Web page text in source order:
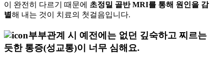
이 완전히 다르기 때문에 초정밀 골반 MRI를 통해 원인을 감
별해 내는 것이 치료의 첫걸음입니다.
부부관계 시 예전에는 없던 깊숙하고 찌르는
듯한 통증(성교통)이 너무 심해요.